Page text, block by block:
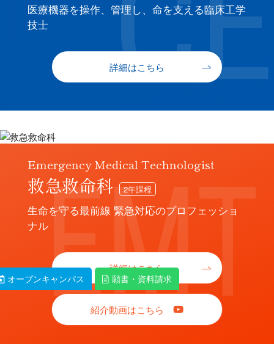
オープンキャンパス 願書・資料請求
医療機器を操作、管理し、命を支える臨床工学
技士
詳細はこちら
Emergency Medical Technologist
救急救命科 2年課程
生命を守る最前線 緊急対応のプロフェッショ
ナル
詳細はこちら
紹介動画はこちら